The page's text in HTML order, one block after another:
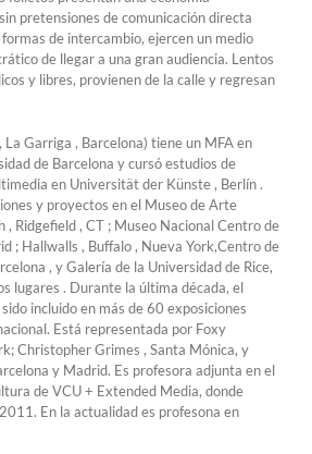
pretensiones de comunicación directa
de intercambio, ejercen un medio
de llegar a una gran audiencia. Lentos
y libres, provienen de la calle y regresan
La Garriga , Barcelona) tiene un MFA en
de Barcelona y cursó estudios de
en Universität der Künste , Berlín .
y proyectos en el Museo de Arte
Ridgefield , CT ; Museo Nacional Centro de
; Hallwalls , Buffalo , Nueva York,Centro de
, y Galería de la Universidad de Rice,
lugares . Durante la última década, el
incluido en más de 60 exposiciones
Está representada por Foxy
Christopher Grimes , Santa Mónica, y
y Madrid. Es profesora adjunta en el
de VCU + Extended Media, donde
En la actualidad es profesona en